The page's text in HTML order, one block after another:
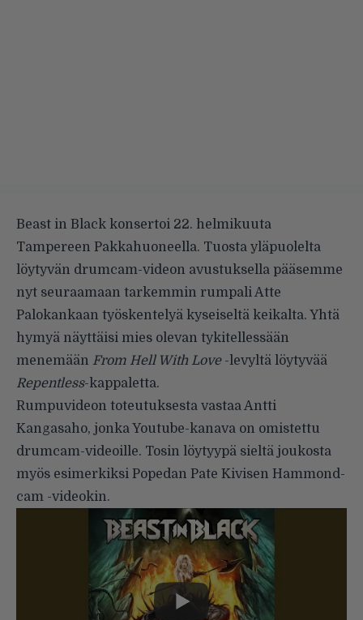
Beast in Black konsertoi 22. helmikuuta
Tampereen Pakkahuoneella. Tuosta yläpuolelta
löytyvän drumcam-videon avustuksella pääsemme
nyt seuraamaan tarkemmin rumpali Atte
Palokankaan työskentelyä kyseiseltä keikalta. Yhtä
hymyä näyttäisi mies olevan tykitellessään
menemään From Hell With Love-levyltä löytyvää
Repentless-kappaletta.
Rumpuvideon toteutuksesta vastaa Antti
Kangasaho, jonkaYoutube-kanava on omistettu
drumcam-videoille. Tosin löytyypä sieltä joukosta
myös esimerkiksi Popedan Pate Kivisen Hammond-
cam -videokin.